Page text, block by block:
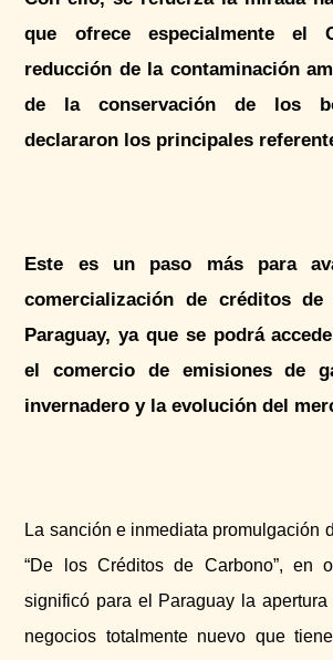
que ofrece especialmente el
reducción de la contaminación
de la conservación de los
declararon los principales
Este es un paso más para
comercialización de créditos de
Paraguay, ya que se podrá
el comercio de emisiones de
invernadero y la evolución del
La sanción e inmediata promulgación
“De los Créditos de Carbono”, en
significó para el Paraguay la
negocios totalmente nuevo que